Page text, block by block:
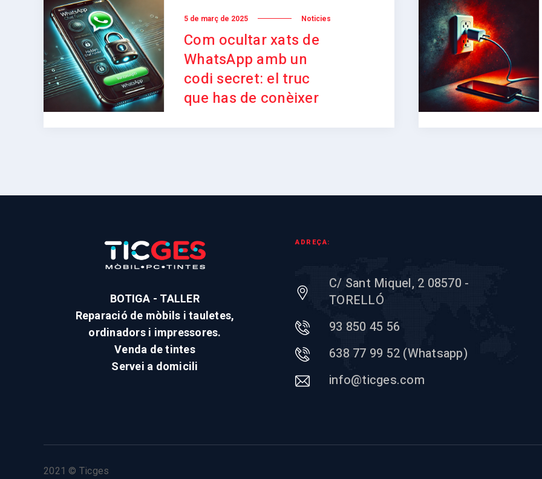
5 de març de 2025 Noticies
Com ocultar xats de
WhatsApp amb un
codi secret: el truc
que has de conèixer
BOTIGA - TALLER
Reparació de mòbils i tauletes,
ordinadors i impressores.
Venda de tintes
Servei a domicili
ADREÇA:
C/ Sant Miquel, 2 08570 -
TORELLÓ
93 850 45 56
638 77 99 52 (Whatsapp)
info@ticges.com
2021 © Ticges